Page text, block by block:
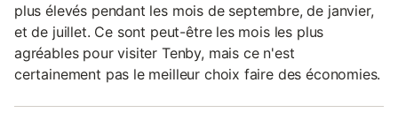
plus élevés pendant les mois de septembre, de janvier,
et de juillet. Ce sont peut-être les mois les plus
agréables pour visiter Tenby, mais ce n'est
certainement pas le meilleur choix faire des économies.